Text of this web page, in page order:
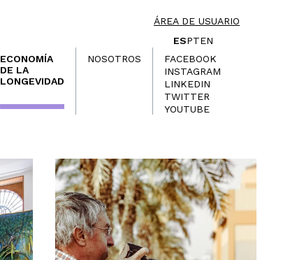
ÁREA DE USUARIO
ESPTEN
ECONOMÍA
DE LA
LONGEVIDAD
NOSOTROS
FACEBOOK
INSTAGRAM
LINKEDIN
TWITTER
YOUTUBE